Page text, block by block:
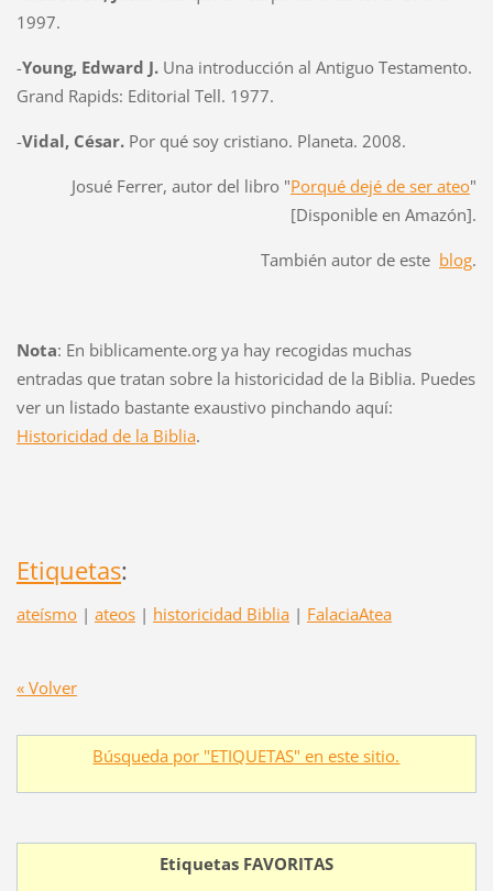
1997.
-Young, Edward J.Una introducción al Antiguo Testamento.
Grand Rapids: Editorial Tell. 1977.
-Vidal, César.Por qué soy cristiano. Planeta. 2008.
Josué Ferrer, autor del libro "Porqué dejé de ser ateo"
[Disponible en Amazón].
También autor de este blog.
Nota: En biblicamente.org ya hay recogidas muchas
entradas que tratan sobre la historicidad de la Biblia. Puedes
ver un listado bastante exaustivo pinchando aquí:
Historicidad de la Biblia.
Etiquetas:
ateísmo | ateos | historicidad Biblia | FalaciaAtea
« Volver
Búsqueda por "ETIQUETAS" en este sitio.
Etiquetas FAVORITAS